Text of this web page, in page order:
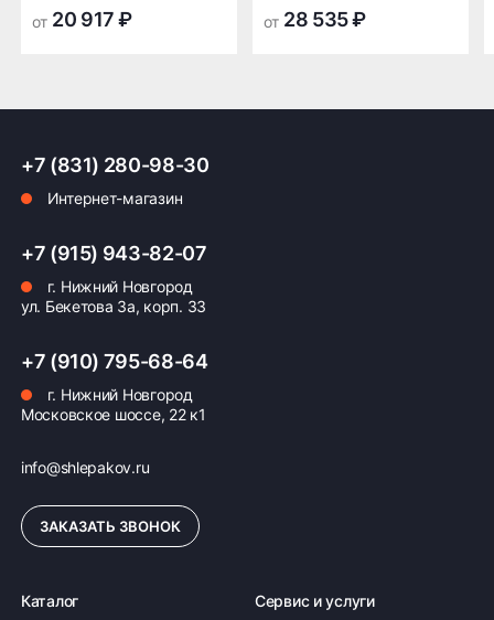
грузовых автомобилях, малотоннажных
коммерческих машинах, сельскохозяйственной
Модель NU 903 была разработана и впервые
Производится исключительно в России, на
расположенного в Пензенской области.
транспортной
компании в Нижнем
транспортной
компании в Нижнем
Оплата заказа
Возможна картой, наличными при получении,
также доступно оформление кредита и
от 20 917 ₽ от 28 535 ₽
+7 (831) 280-98-30
Интернет-магазин
+7 (915) 943-82-07
г. Нижний Новгород
ул. Бекетова 3а, корп. 33
+7 (910) 795-68-64
г. Нижний Новгород
Московское шоссе, 22 к1
info@shlepakov.ru
ЗАКАЗАТЬ ЗВОНОК
Каталог Сервис и услуги